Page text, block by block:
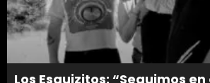
Los Esquizitos: “Seguimos